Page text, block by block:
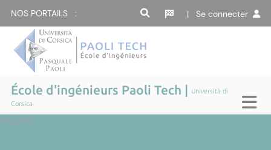
NOS PORTAILS : | Se connecter
École d'ingénieurs Paoli Tech |
Università di
Corsica
Attualità